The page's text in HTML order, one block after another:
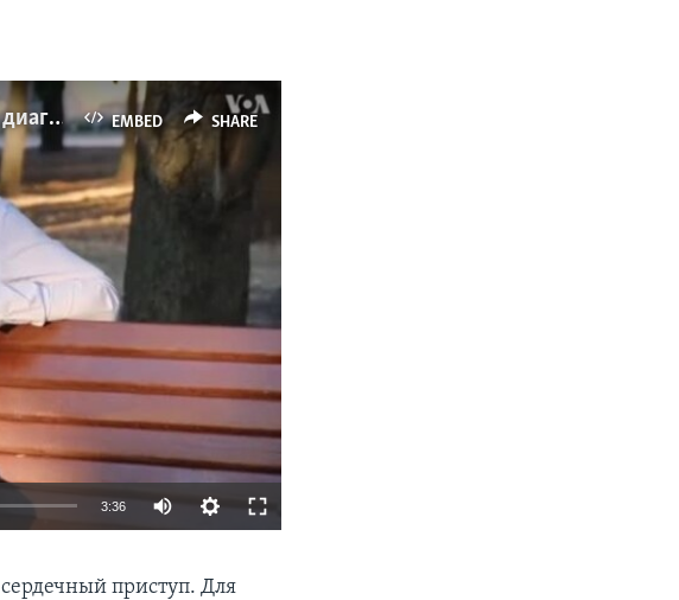
EMBED SHARE
В США придумали устройство, способное быстро диагностировать инфаркт
3:36
приступ. Для